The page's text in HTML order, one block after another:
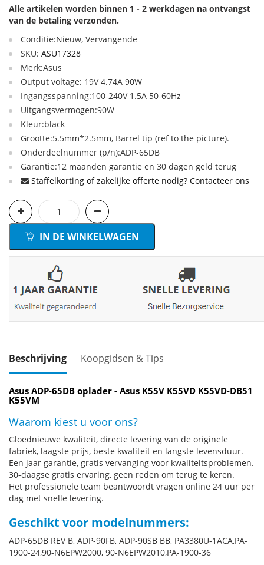
Alle artikelen worden binnen 1 - 2 werkdagen na ontvangst
van de betaling verzonden.
Conditie:Nieuw, Vervangende
SKU: ASU17328
Merk:Asus
Output voltage: 19V 4.74A 90W
Ingangsspanning:100-240V 1.5A 50-60Hz
Uitgangsvermogen:90W
Kleur:black
Grootte:5.5mm*2.5mm, Barrel tip (ref to the picture).
Onderdeelnummer (p/n):ADP-65DB
Garantie:12 maanden garantie en 30 dagen geld terug
Staffelkorting of zakelijke offerte nodig? Contacteer ons
IN DE WINKELWAGEN
Beschrijving Koopgidsen & Tips
Asus ADP-65DB oplader - Asus K55V K55VD K55VD-DB51
K55VM
Waarom kiest u voor ons?
Gloednieuwe kwaliteit, directe levering van de originele
fabriek, laagste prijs, beste kwaliteit en langste levensduur.
Een jaar garantie, gratis vervanging voor kwaliteitsproblemen.
30-daagse gratis ervaring, geen reden om terug te keren.
Het professionele team beantwoordt vragen online 24 uur per
dag met snelle levering.
Geschikt voor modelnummers:
ADP-65DB REV B, ADP-90FB, ADP-90SB BB, PA3380U-1ACA,PA-
1900-24,90-N6EPW2000, 90-N6EPW2010,PA-1900-36